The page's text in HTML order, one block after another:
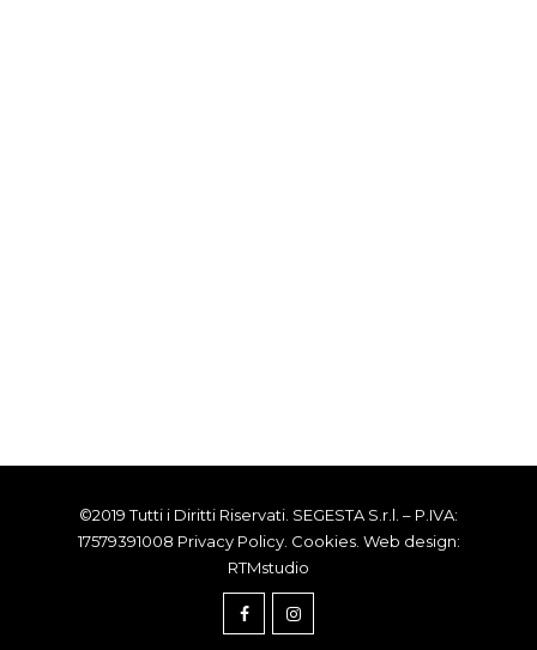
©2019 Tutti i Diritti Riservati. SEGESTA S.r.l. – P.IVA:
17579391008 Privacy Policy. Cookies. Web design:
RTMstudio